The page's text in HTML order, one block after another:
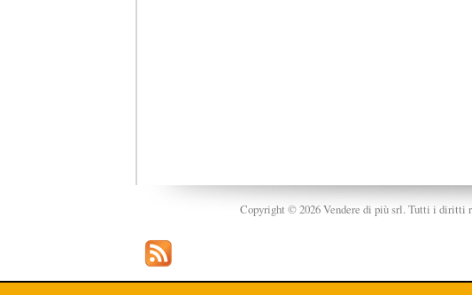
Copyright © 2026 Vendere di più srl. Tutti i diritti